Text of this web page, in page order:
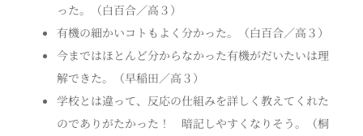
った。（白百合／高３）
有機の細かいコトもよく分かった。（白百合／高３）
今まではほとんど分からなかった有機がだいたいは理
解できた。（早稲田／高３）
学校とは違って、反応の仕組みを詳しく教えてくれた
のでありがたかった！ 暗記しやすくなりそう。（桐